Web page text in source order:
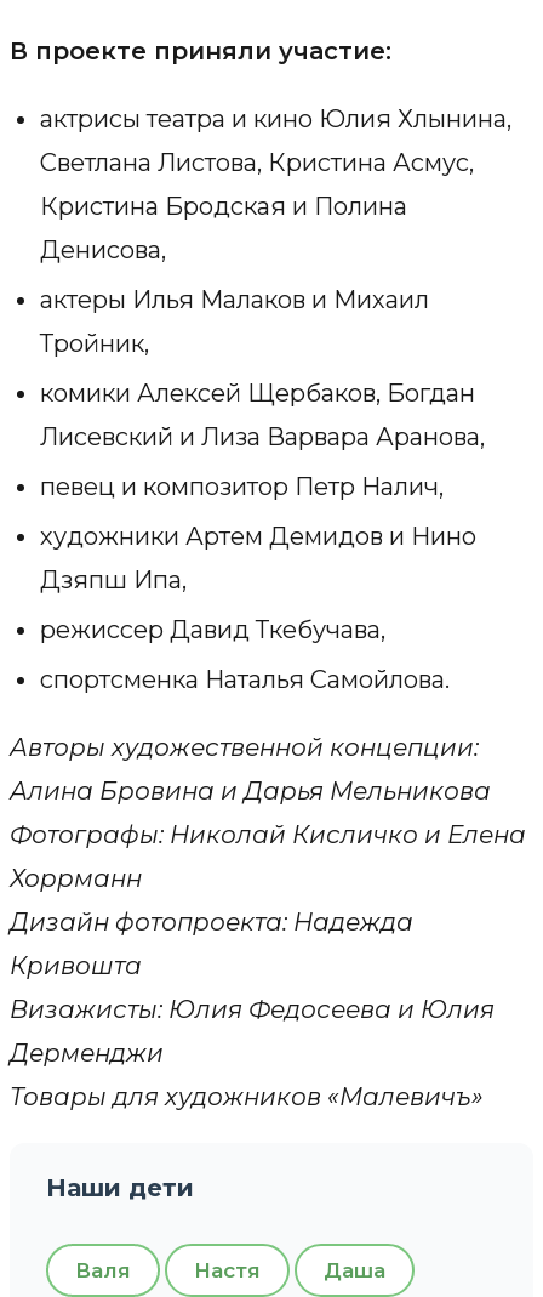
В проекте приняли участие:
актрисы театра и кино Юлия Хлынина,
Светлана Листова, Кристина Асмус,
Кристина Бродская и Полина
Денисова,
актеры Илья Малаков и Михаил
Тройник,
комики Алексей Щербаков, Богдан
Лисевский и Лиза Варвара Аранова,
певец и композитор Петр Налич,
художники Артем Демидов и Нино
Дзяпш Ипа,
режиссер Давид Ткебучава,
спортсменка Наталья Самойлова.
Авторы художественной концепции:
Алина Бровина и Дарья Мельникова
Фотографы: Николай Кисличко и Елена
Хоррманн
Дизайн фотопроекта: Надежда
Кривошта
Визажисты: Юлия Федосеева и Юлия
Дерменджи
Товары для художников «Малевичъ»
Наши дети
Валя Настя Даша